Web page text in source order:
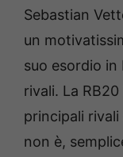
Sebastian
un
suo esordio in
rivali. La
principali
non è,